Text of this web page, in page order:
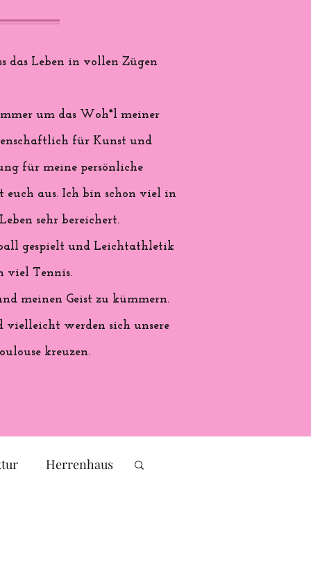
das Leben in vollen Zügen
um das Woh*l meiner
für Kunst und
für meine persönliche
aus. Ich bin schon viel in
sehr bereichert.
gespielt und Leichtathletik
viel Tennis.
meinen Geist zu kümmern.
vielleicht werden sich unsere
kreuzen.
Herrenhaus